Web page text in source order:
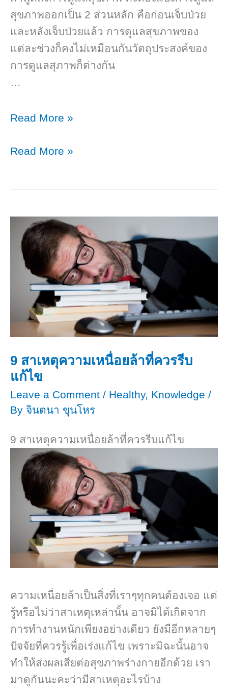
สุขภาพออกเป็น 2 ส่วนหลัก คือก่อนเจ็บป่วย
และหลังเจ็บป่วยแล้ว การดูแลสุขภาพของ
แต่ละช่วงก็คงไม่เหมือนกันวัตถุประสงค์ของ
การดูแลสุภาพก็ต่างกัน
…
3
ฐาน
ต้อง
ใส่ใจ
ไม่
ขาด
สมดุล
Read More »
3
ดูแล
สุขภาพ
ต้อง
ใส่ใจ
ขาด
สมดุล
Read More »
9 สาเหตุความเหนื่อยล้าที่ควรรีบ
แก้ไข
Leave a Comment / Healthy, Knowledge /
By จินตนา ขุนโหร
9 สาเหตุความเหนื่อยล้าที่ควรรีบแก้ไข
ความเหนื่อยล้าเป็นสิ่งที่เราๆทุกคนต้องเจอ แต่
รู้หรือไม่ว่าสาเหตุเหล่านั้น อาจมิได้เกิดจาก
การทำงานหนักเพียงอย่างเดียว ยังมีอีกหลายๆ
ปัจจัยที่ควรรู้เพื่อเร่งแก้ไข เพราะมิฉะนั้นอาจ
ทำให้ส่งผลเสียต่อสุขภาพร่างกายอีกด้วย เรา
มาดูกันนะคะว่ามีสาเหตุอะไรบ้าง